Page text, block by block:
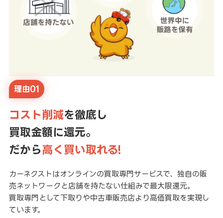
理由01
コスト削減を徹底し
買取金額に還元。
だから高く買い取れる!
カーネクストはオンラインの買取専門サービスで、独自の販
売ネットワークと店舗を持たない仕組みで最大限還元。
買取専門として下取りや中古車販売店より高価買取を実現し
ています。